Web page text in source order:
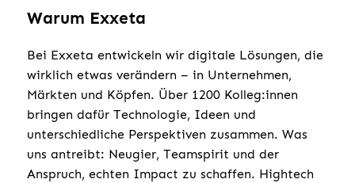
Warum Exxeta
Bei Exxeta entwickeln wir digitale Lösungen, die
wirklich etwas verändern – in Unternehmen,
Märkten und Köpfen. Über 1200 Kolleg:innen
bringen dafür Technologie, Ideen und
unterschiedliche Perspektiven zusammen. Was
uns antreibt: Neugier, Teamspirit und der
Anspruch, echten Impact zu schaffen. Hightech